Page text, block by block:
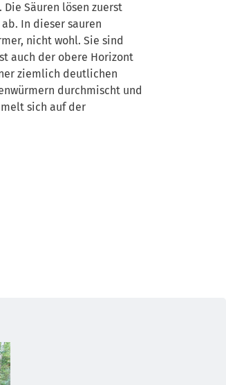
Säuren lösen zuerst
In dieser sauren
nicht wohl. Sie sind
auch der obere Horizont
ziemlich deutlichen
durchmischt und
sich auf der